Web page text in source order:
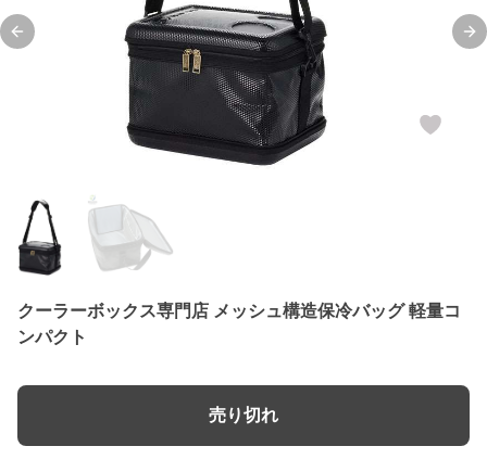
Previous slide
クーラーボックス専門店 メッシュ構造保冷バッグ 軽量コ
ンパクト
売り切れ